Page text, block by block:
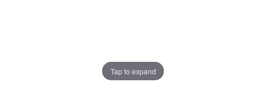
Tap to expand